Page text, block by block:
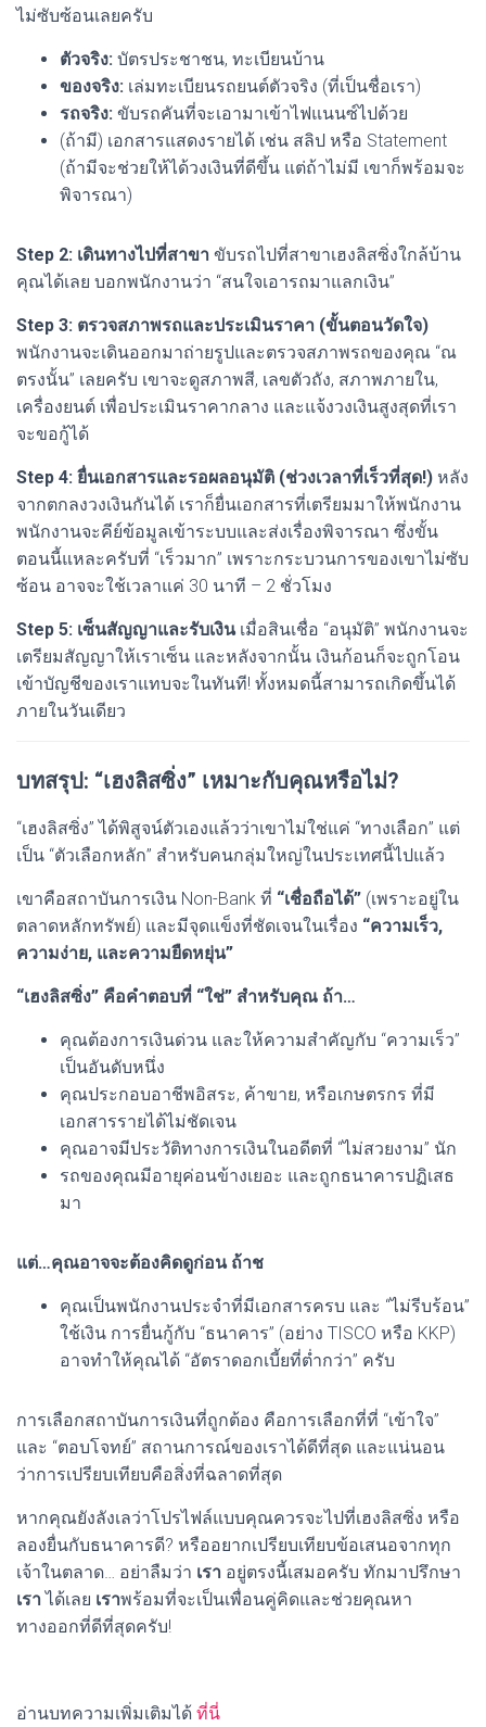
ไม่ซับซ้อนเลยครับ
ตัวจริง: บัตรประชาชน, ทะเบียนบ้าน
ของจริง: เล่มทะเบียนรถยนต์ตัวจริง (ที่เป็นชื่อเรา)
รถจริง: ขับรถคันที่จะเอามาเข้าไฟแนนซ์ไปด้วย
(ถ้ามี) เอกสารแสดงรายได้ เช่น สลิป หรือ Statement
(ถ้ามีจะช่วยให้ได้วงเงินที่ดีขึ้น แต่ถ้าไม่มี เขาก็พร้อมจะ
พิจารณา)
Step 2: เดินทางไปที่สาขา ขับรถไปที่สาขาเฮงลิสซิ่งใกล้บ้าน
คุณได้เลย บอกพนักงานว่า “สนใจเอารถมาแลกเงิน”
Step 3: ตรวจสภาพรถและประเมินราคา (ขั้นตอนวัดใจ)
พนักงานจะเดินออกมาถ่ายรูปและตรวจสภาพรถของคุณ “ณ
ตรงนั้น” เลยครับ เขาจะดูสภาพสี, เลขตัวถัง, สภาพภายใน,
เครื่องยนต์ เพื่อประเมินราคากลาง และแจ้งวงเงินสูงสุดที่เรา
จะขอกู้ได้
Step 4: ยื่นเอกสารและรอผลอนุมัติ (ช่วงเวลาที่เร็วที่สุด!) หลัง
จากตกลงวงเงินกันได้ เราก็ยื่นเอกสารที่เตรียมมาให้พนักงาน
พนักงานจะคีย์ข้อมูลเข้าระบบและส่งเรื่องพิจารณา ซึ่งขั้น
ตอนนี้แหละครับที่ “เร็วมาก” เพราะกระบวนการของเขาไม่ซับ
ซ้อน อาจจะใช้เวลาแค่ 30 นาที – 2 ชั่วโมง
Step 5: เซ็นสัญญาและรับเงินเมื่อสินเชื่อ “อนุมัติ” พนักงานจะ
เตรียมสัญญาให้เราเซ็น และหลังจากนั้น เงินก้อนก็จะถูกโอน
เข้าบัญชีของเราแทบจะในทันที! ทั้งหมดนี้สามารถเกิดขึ้นได้
ภายในวันเดียว
บทสรุป: “เฮงลิสซิ่ง” เหมาะกับคุณหรือไม่?
“เฮงลิสซิ่ง” ได้พิสูจน์ตัวเองแล้วว่าเขาไม่ใช่แค่ “ทางเลือก” แต่
เป็น “ตัวเลือกหลัก” สำหรับคนกลุ่มใหญ่ในประเทศนี้ไปแล้ว
เขาคือสถาบันการเงิน Non-Bank ที่ “เชื่อถือได้” (เพราะอยู่ใน
ตลาดหลักทรัพย์) และมีจุดแข็งที่ชัดเจนในเรื่อง “ความเร็ว,
ความง่าย, และความยืดหยุ่น”
“เฮงลิสซิ่ง” คือคำตอบที่ “ใช่” สำหรับคุณ ถ้า…
คุณต้องการเงินด่วน และให้ความสำคัญกับ “ความเร็ว”
เป็นอันดับหนึ่ง
คุณประกอบอาชีพอิสระ, ค้าขาย, หรือเกษตรกร ที่มี
เอกสารรายได้ไม่ชัดเจน
คุณอาจมีประวัติทางการเงินในอดีตที่ “ไม่สวยงาม” นัก
รถของคุณมีอายุค่อนข้างเยอะ และถูกธนาคารปฏิเสธ
มา
แต่…คุณอาจจะต้องคิดดูก่อน ถ้าช
คุณเป็นพนักงานประจำที่มีเอกสารครบ และ “ไม่รีบร้อน”
ใช้เงิน การยื่นกู้กับ “ธนาคาร” (อย่าง TISCO หรือ KKP)
อาจทำให้คุณได้ “อัตราดอกเบี้ยที่ต่ำกว่า” ครับ
การเลือกสถาบันการเงินที่ถูกต้อง คือการเลือกที่ที่ “เข้าใจ”
และ “ตอบโจทย์” สถานการณ์ของเราได้ดีที่สุด และแน่นอน
ว่าการเปรียบเทียบคือสิ่งที่ฉลาดที่สุด
หากคุณยังลังเลว่าโปรไฟล์แบบคุณควรจะไปที่เฮงลิสซิ่ง หรือ
ลองยื่นกับธนาคารดี? หรืออยากเปรียบเทียบข้อเสนอจากทุก
เจ้าในตลาด… อย่าลืมว่า เรา อยู่ตรงนี้เสมอครับ ทักมาปรึกษา
เราได้เลย เราพร้อมที่จะเป็นเพื่อนคู่คิดและช่วยคุณหา
ทางออกที่ดีที่สุดครับ!
อ่านบทความเพิ่มเติมได้ ที่นี่